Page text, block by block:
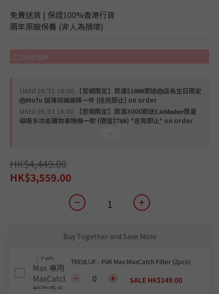
免費送貨 | 保證100%香港行貨
兩年原廠保養 (非人為損壞)
Sold 50+
Until 08/31 16:00 【官網限定】買滿$𝟏𝟎𝟎𝟎即送🎂店長生日限定
🎂Mofu 貓薄荷踢踢棒一件 (送完即止) on order
Until 08/31 16:00 【官網限定】買滿3000即送𝐋𝐢𝐞𝐛𝐡𝐚𝐛𝐞𝐫限量
磁吸多功能購物車隨機一款 (價值$𝟕𝟖𝟖) *送完即止* on order
HK$4,449.00
HK$3,559.00
Buy Together and Save More
TREVLUF - PäK Max MaxCatch Filter (2pcs)
SALE HK$149.00